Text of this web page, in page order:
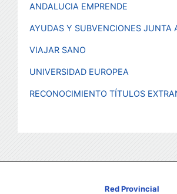
ANDALUCIA EMPRENDE
AYUDAS Y SUBVENCIONES JUNTA
VIAJAR SANO
UNIVERSIDAD EUROPEA
RECONOCIMIENTO TÍTULOS
Red Provincial